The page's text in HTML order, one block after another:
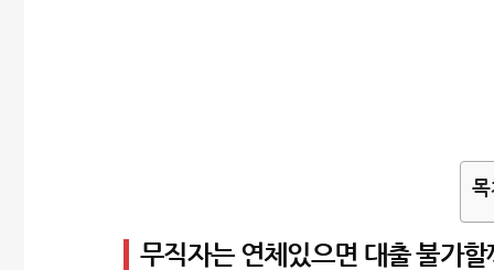
무직자는 연체있으면 대출 불가할